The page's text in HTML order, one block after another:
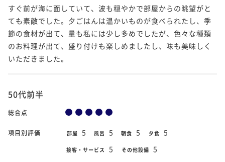
すぐ前が海に面していて、波も穏やかで部屋からの眺望がと
ても素敵でした。夕ごはんは温かいものが食べられたし、季
節の食材が出て、量も私には少し多めでしたが、色々な種類
のお料理が出て、盛り付けも楽しめましたし、味も美味しく
いただきました。
50代前半
総合点
項目別評価 部屋 5 風呂 5 朝食 5 夕食 5
接客・サービス 5 その他設備 5